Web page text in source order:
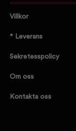
Villkor
* Leverans
Sekretesspolicy
Om oss
Kontakta oss